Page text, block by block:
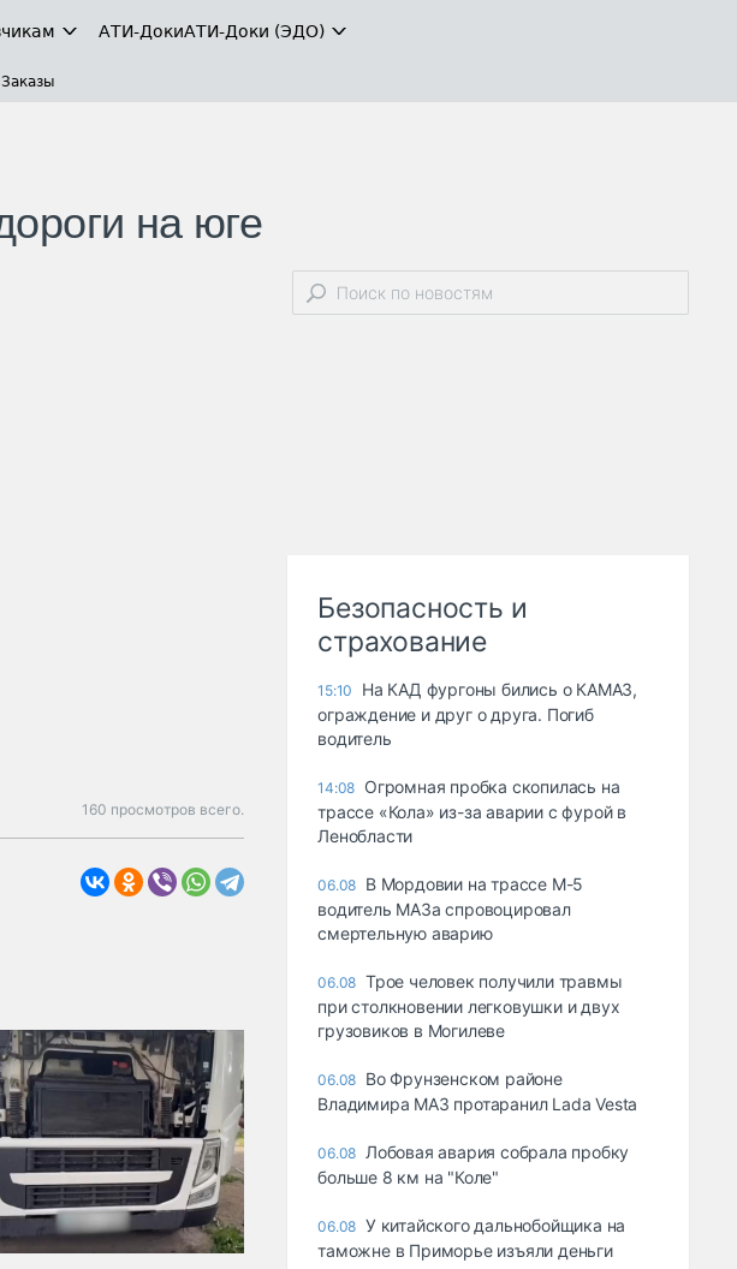
АТИ-ДокиАТИ-Доки (ЭДО)
Заказы
на юге
160 просмотров всего.
Безопасность и
страхование
15:10
На КАД фургоны бились о КАМАЗ,
ограждение и друг о друга. Погиб
водитель
14:08 Огромная пробка скопилась на
трассе «Кола» из-за аварии с фурой в
Ленобласти
06.08 В Мордовии на трассе М-5
водитель МАЗа спровоцировал
смертельную аварию
06.08 Трое человек получили травмы
при столкновении легковушки и двух
грузовиков в Могилеве
06.08 Во Фрунзенском районе
Владимира МАЗ протаранил Lada Vesta
06.08 Лобовая авария собрала пробку
больше 8 км на "Коле"
06.08 У китайского дальнобойщика на
таможне в Приморье изъяли деньги